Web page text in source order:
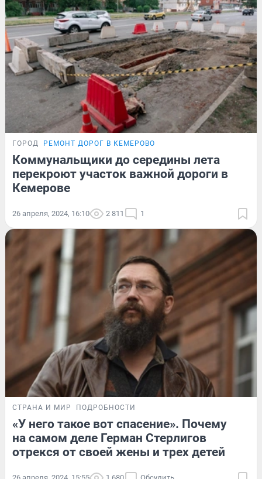
ГОРОД РЕМОНТ ДОРОГ В КЕМЕРОВО
Коммунальщики до середины лета
перекроют участок важной дороги в
Кемерове
26 апреля, 2024, 16:10 2 811 1
СТРАНА И МИР ПОДРОБНОСТИ
«У него такое вот спасение». Почему
на самом деле Герман Стерлигов
отрекся от своей жены и трех детей